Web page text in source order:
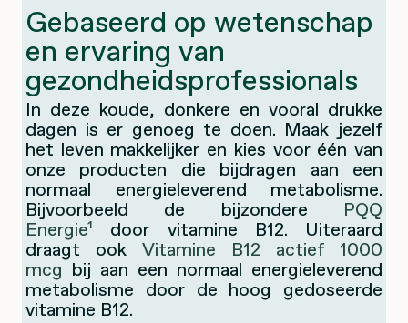
Gebaseerd op wetenschap
en ervaring van
gezondheidsprofessionals
In deze koude, donkere en vooral drukke
dagen is er genoeg te doen. Maak jezelf
het leven makkelijker en kies voor één van
onze producten die bijdragen aan een
normaal energieleverend metabolisme.
Bijvoorbeeld de bijzondere PQQ
Energie¹ door vitamine B12. Uiteraard
draagt ook Vitamine B12 actief 1000
mcgbij aan een normaal energieleverend
metabolisme door de hoog gedoseerde
vitamine B12.